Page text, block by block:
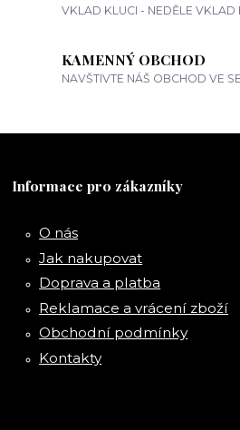
VKLAD KLUCI - NEDĚLE VKLAD
KAMENNÝ OBCHOD
NAVŠTIVTE NÁŠ OBCHOD VE
Informace pro zákazníky
O nás
Jak nakupovat
Doprava a platba
Reklamace a vrácení zboží
Obchodní podmínky
Kontakty